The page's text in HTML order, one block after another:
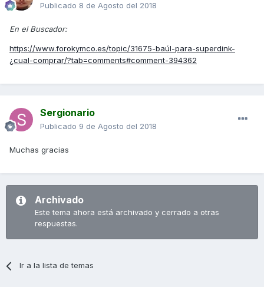
Publicado 8 de Agosto del 2018
En el Buscador:
https://www.forokymco.es/topic/31675-baúl-para-superdink-
¿cual-comprar/?tab=comments#comment-394362
Sergionario
Publicado 9 de Agosto del 2018
Muchas gracias
Archivado
Este tema ahora está archivado y cerrado a otras
respuestas.
Ir a la lista de temas